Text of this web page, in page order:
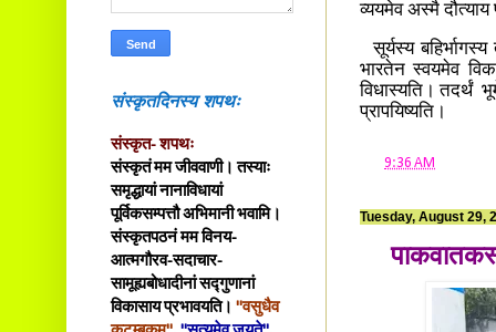
व्ययमेव अस्मै दौत्याय
सूर्यस्य
भारतेन स्वयमेव
विधास्यति। तदर्थं
प्रापयिष्यति।
9:36 AM
Tuesday, August 29,
संस्कृतदिनस्य शपथः
संस्कृत- शपथः
संस्कृतं मम जीववाणी। तस्याः
समृद्धायां नानाविधायां
पूर्विकसम्पत्तौ अभिमानी भवामि।
संस्कृतपठनं मम विनय-
आत्मगौरव-सदाचार-
सामूह्यबोधादीनां सद्गुणानां
विकासाय प्रभावयति। "वसुधैव